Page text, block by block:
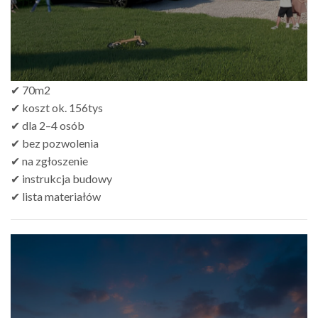
✔ 70m2
✔ koszt ok. 156tys
✔ dla 2–4 osób
✔ bez pozwolenia
✔ na zgłoszenie
✔ instrukcja budowy
✔ lista materiałów